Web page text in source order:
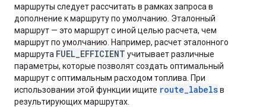
маршруты следует рассчитать в рамках запроса в
дополнение к маршруту по умолчанию. Эталонный
маршрут — это маршрут с иной целью расчета, чем
маршрут по умолчанию. Например, расчет эталонного
маршрута FUEL_EFFICIENT учитывает различные
параметры, которые позволят создать оптимальный
маршрут с оптимальным расходом топлива. При
использовании этой функции ищите route_labelsв
результирующих маршрутах.